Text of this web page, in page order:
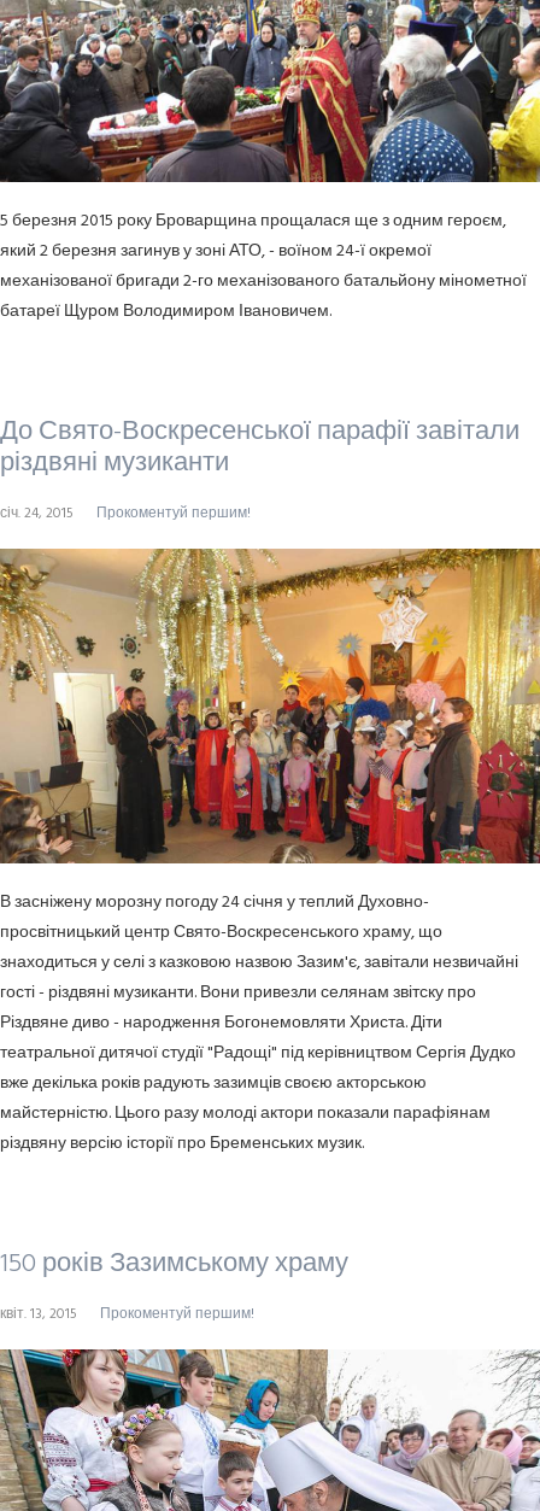
5 березня 2015 року Броварщина прощалася ще з одним героєм,
який 2 березня загинув у зоні АТО, - воїном 24-ї окремої
механізованої бригади 2-го механізованого батальйону мінометної
батареї Щуром Володимиром Івановичем.
До Свято-Воскресенської парафії завітали
різдвяні музиканти
січ. 24, 2015 Прокоментуй першим!
В засніжену морозну погоду 24 січня у теплий Духовно-
просвітницький центр Свято-Воскресенського храму, що
знаходиться у селі з казковою назвою Зазим'є, завітали незвичайні
гості - різдвяні музиканти. Вони привезли селянам звітску про
Різдвяне диво - народження Богонемовляти Христа. Діти
театральної дитячої студії "Радощі" під керівництвом Сергія Дудко
вже декілька років радують зазимців своєю акторською
майстерністю. Цього разу молоді актори показали парафіянам
різдвяну версію історії про Бременських музик.
150 років Зазимському храму
квіт. 13, 2015 Прокоментуй першим!